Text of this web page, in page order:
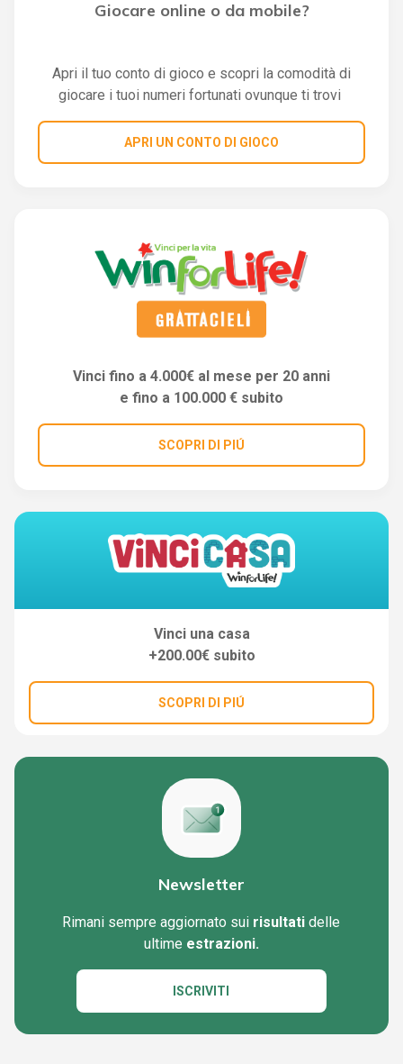
Giocare online o da mobile?
Apri il tuo conto di gioco e scopri la comodità di
giocare i tuoi numeri fortunati ovunque ti trovi
APRI UN CONTO DI GIOCO
Vinci fino a 4.000€ al mese per 20 anni
e fino a 100.000 € subito
SCOPRI DI PIÚ
Vinci una casa
+200.00€ subito
SCOPRI DI PIÚ
Newsletter
Rimani sempre aggiornato sui risultati delle
ultime estrazioni.
ISCRIVITI